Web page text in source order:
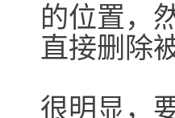
的位置，
直接删除
很明显，